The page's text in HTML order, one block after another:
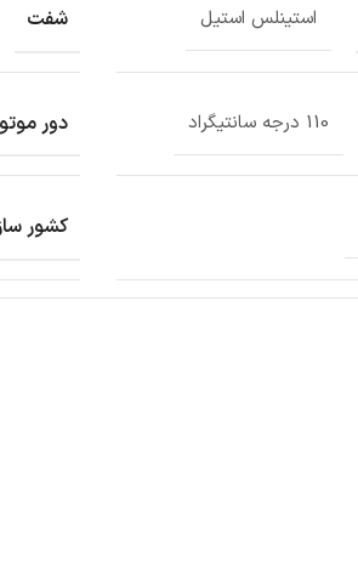
استینلس استیل شفت
110 درجه سانتیگراد دور
کشور